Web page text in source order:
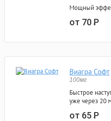
Мощный
от 70Р
Виагра Софт
100мг
Быстрое
уже через 20
от 65Р